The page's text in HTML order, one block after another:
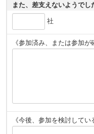
また、差支えないようでし
社
《参加済み、または参加が
《今後、参加を検討してい